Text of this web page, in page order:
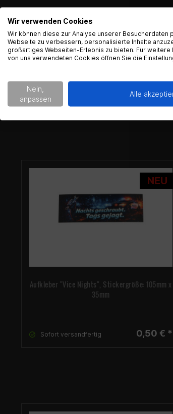
NEU
Aufkleber "Vice Nights", Stickergröße: 105mm x
35mm
Sofort versandfertig 0,50 € *
Wir verwenden Cookies
Wir können diese zur Analyse unserer Besucherdaten
Webseite zu verbessern, personalisierte Inhalte
großartiges Webseiten-Erlebnis zu bieten. Für weitere
von uns verwendeten Cookies öffnen Sie die
Nein,
anpassen
Alle